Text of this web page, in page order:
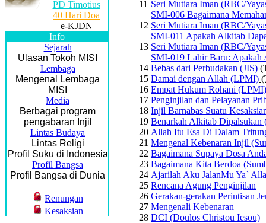
PD Timotius
40 Hari Doa
e-KJDN
Info
Sejarah
Ulasan Tokoh MISI
Lembaga
Mengenal Lembaga
MISI
Media
Berbagai program
pengabaran Injil
Lintas Budaya
Lintas Religi
Profil Suku di Indonesia
Profil Bangsa
Profil Bangsa di Dunia
Renungan
Kesaksian
11 Seri Mutiara Iman (RBC/
SMI-006 Bagaimana
12 Seri Mutiara Iman (RBC/
SMI-011 Apakah Alkitab
13 Seri Mutiara Iman (RBC/
SMI-019 Lahir Baru: Apakah
14 Bebas dari Perbudakan (JIS)
15 Damai dengan Allah (LPMI)
16 Empat Hukum Rohani (LPMI)
17 Penginjilan dan Pelayanan
18 Injil Barnabas Suatu
19 Benarkah Alkitab Dipalsukan
20 Allah Itu Esa Di Dalam
21 Mengenal Kebenaran Injil
22 Bagaimana Supaya Dosa
23 Bagaimana Kita Berdoa
24 Ajarilah Aku JalanMu Ya`
25 Rencana Agung Penginjilan
26 Gerakan-gerakan Perintisan
27 Mengenali Kebenaran
28 DCI (Doulos Christou Iesou)